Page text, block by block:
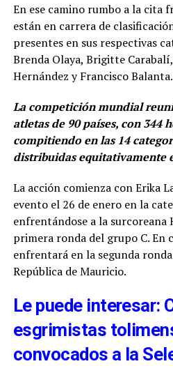
En ese camino rumbo a la cita
están en carrera de
presentes en sus respectivas
Brenda Olaya, Brigitte
Hernández y Francisco Balanta.
La competición mundial
atletas de 90 países, con 344
compitiendo en las 14
distribuidas equitativamente
La acción comienza con Erika
evento el 26 de enero en la
enfrentándose a la surcoreana
primera ronda del grupo C. En
enfrentará en la segunda
República de Mauricio.
Le puede interesar:
esgrimistas
convocados a la